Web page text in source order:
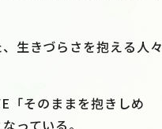
生きづらさを抱える人々
「そのままを抱きしめ
っている。